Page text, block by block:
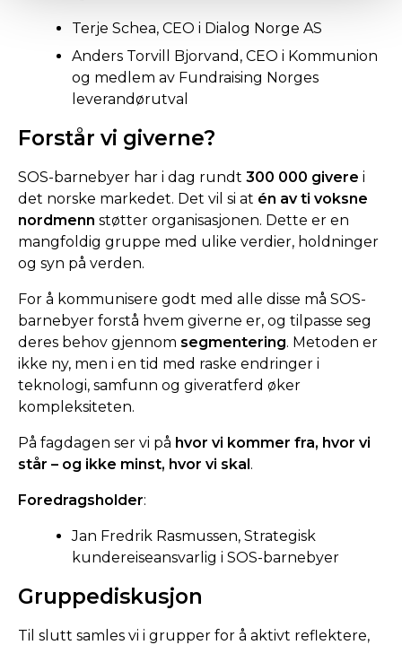
Terje Schea, CEO i Dialog Norge AS
Anders Torvill Bjorvand, CEO i Kommunion
og medlem av Fundraising Norges
leverandørutval
Forstår vi giverne?
SOS-barnebyer har i dag rundt 300 000 givere i
det norske markedet. Det vil si at én av ti voksne
nordmenn støtter organisasjonen. Dette er en
mangfoldig gruppe med ulike verdier, holdninger
og syn på verden.
For å kommunisere godt med alle disse må SOS-
barnebyer forstå hvem giverne er, og tilpasse seg
deres behov gjennom segmentering. Metoden er
ikke ny, men i en tid med raske endringer i
teknologi, samfunn og giveratferd øker
kompleksiteten.
På fagdagen ser vi på hvor vi kommer fra, hvor vi
står – og ikke minst, hvor vi skal.
Foredragsholder:
Jan Fredrik Rasmussen, Strategisk
kundereiseansvarlig i SOS-barnebyer
Gruppediskusjon
Til slutt samles vi i grupper for å aktivt reflektere,